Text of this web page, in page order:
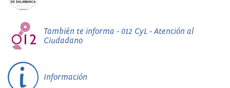
También te informa - 012 CyL - Atención al
Ciudadano
Información